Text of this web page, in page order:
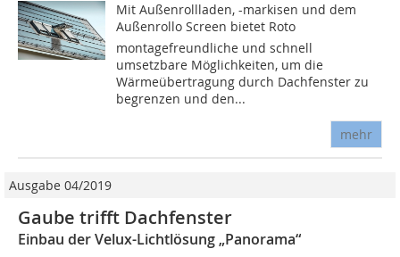
Mit Außenrollladen, -markisen und dem
Außenrollo Screen bietet Roto
montagefreundliche und schnell
umsetzbare Möglichkeiten, um die
Wärmeübertragung durch Dachfenster zu
begrenzen und den...
mehr
Ausgabe 04/2019
Gaube trifft Dachfenster
Einbau der Velux-Lichtlösung „Panorama“